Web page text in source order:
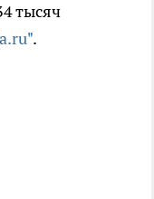
тысяч
.